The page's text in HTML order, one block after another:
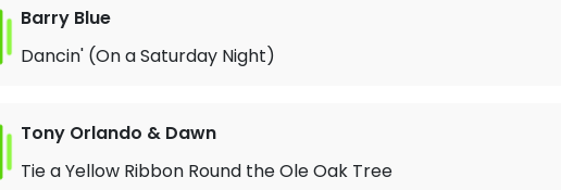
Barry Blue
Dancin' (On a Saturday Night)
Tony Orlando & Dawn
Tie a Yellow Ribbon Round the Ole Oak Tree